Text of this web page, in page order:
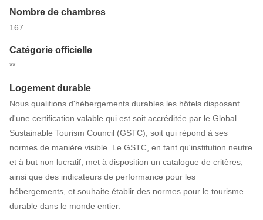
Nombre de chambres
167
Catégorie officielle
**
Logement durable
Nous qualifions d'hébergements durables les hôtels disposant
d'une certification valable qui est soit accréditée par le Global
Sustainable Tourism Council (GSTC), soit qui répond à ses
normes de manière visible. Le GSTC, en tant qu'institution neutre
et à but non lucratif, met à disposition un catalogue de critères,
ainsi que des indicateurs de performance pour les
hébergements, et souhaite établir des normes pour le tourisme
durable dans le monde entier.